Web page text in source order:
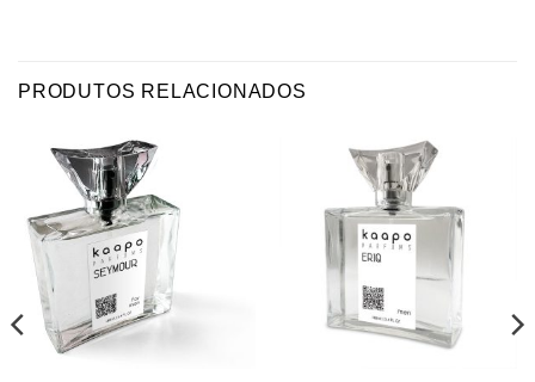
PRODUTOS RELACIONADOS